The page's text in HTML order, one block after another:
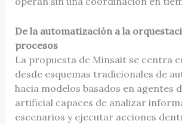
De la automatización a la
procesos
La propuesta de Minsait se centra
desde esquemas tradicionales de
hacia modelos basados en agentes
artificial capaces de analizar
escenarios y ejecutar acciones